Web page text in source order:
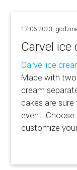
17.06.2023,
Carvel ice
Carvel ice
Made with
cream
cakes are
event.
customize